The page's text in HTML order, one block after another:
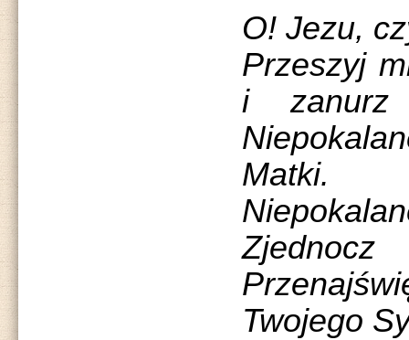
O! Jezu,
Przeszyj
i
Matki.
Twojego